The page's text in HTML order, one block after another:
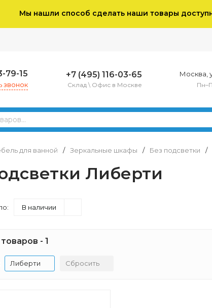
Мы нашли способ сделать наши товары
79-15
звонок
+7 (495) 116-03-65
Склад \ Офис в Москве
Москва,
для ванной / Зеркальные шкафы / Без подсветки /
Либерти
В наличии
- 1
Либерти Сбросить